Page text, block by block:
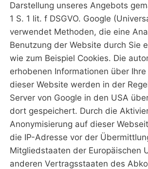
Darstellung unseres Angebots
1 S. 1 lit. f DSGVO. Google
verwendet Methoden, die eine
Benutzung der Website durch Sie
wie zum Beispiel Cookies. Die
erhobenen Informationen über
dieser Website werden in der
Server von Google in den USA
dort gespeichert. Durch die
Anonymisierung auf dieser
die IP-Adresse vor der
Mitgliedstaaten der Europäischen
anderen Vertragsstaaten des